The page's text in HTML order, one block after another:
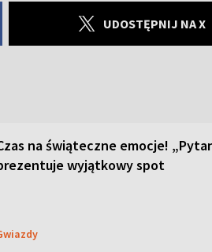
UDOSTĘPNIJ NA X
na świąteczne emocje!
wyjątkowy spot
Gwiazdy